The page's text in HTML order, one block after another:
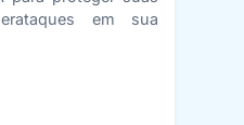
em sua